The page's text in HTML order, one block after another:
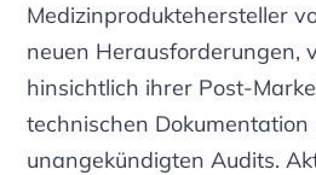
Medizinproduktehersteller
neuen Herausforderungen,
hinsichtlich ihrer Post-
technischen Dokumentation
unangekündigten Audits.